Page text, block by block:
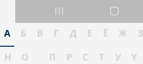
А Б В Г Д Е Ё Ж З
Н
О П Р С Т У Ү